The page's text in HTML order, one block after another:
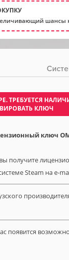
шансы
ТРЕБУЕТСЯ
КЛЮЧ
ключ
получите
Steam на e-
появится